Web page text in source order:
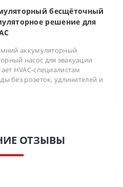
бесщёточный
решение для
аккумуляторный
насос для эвакуации
HVAC-специалистам
без розеток, удлинителей и
ОТЗЫВЫ